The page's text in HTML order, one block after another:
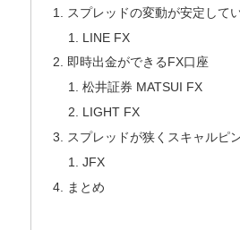
スプレッドの変動が安定して
LINE FX
即時出金ができるFX口座
松井証券 MATSUI FX
LIGHT FX
スプレッドが狭くスキャルピ
JFX
まとめ